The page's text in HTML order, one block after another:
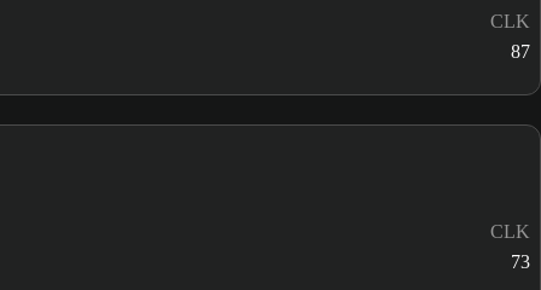
CLK
87
CLK
73